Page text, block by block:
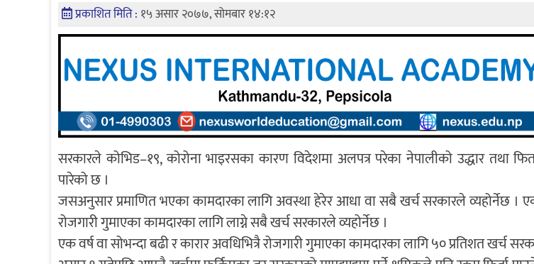
प्रकाशित मिति : १५ असार २०७७, सोमबार १४:१२
सरकारले कोभिड–१९, कोरोना भाइरसका कारण विदेशमा अलपत्र परेका नेपालीको उद्धार तथा
पारेको छ ।
जसअनुसार प्रमाणित भएका कामदारका लागि अवस्था हेरेर आधा वा सबै खर्च सरकारले व्यहोर्नेछ ।
रोजगारी गुमाएका कामदारका लागि लाग्ने सबै खर्च सरकारले व्यहोर्नेछ ।
एक वर्ष वा सोभन्दा बढी र कारार अवधिभित्रै रोजगारी गुमाएका कामदारका लागि ५० प्रतिशत खर्च